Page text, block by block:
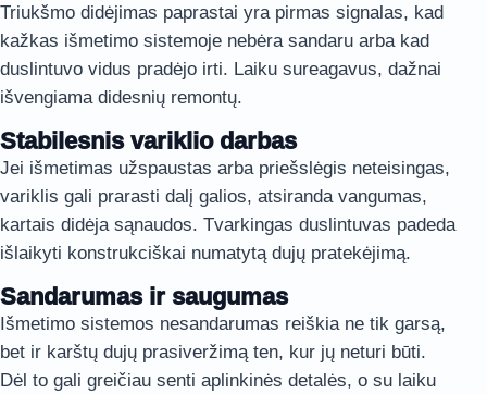
Triukšmo didėjimas paprastai yra pirmas signalas, kad
kažkas išmetimo sistemoje nebėra sandaru arba kad
duslintuvo vidus pradėjo irti. Laiku sureagavus, dažnai
išvengiama didesnių remontų.
Stabilesnis variklio darbas
Jei išmetimas užspaustas arba priešslėgis neteisingas,
variklis gali prarasti dalį galios, atsiranda vangumas,
kartais didėja sąnaudos. Tvarkingas duslintuvas padeda
išlaikyti konstrukciškai numatytą dujų pratekėjimą.
Sandarumas ir saugumas
Išmetimo sistemos nesandarumas reiškia ne tik garsą,
bet ir karštų dujų prasiveržimą ten, kur jų neturi būti.
Dėl to gali greičiau senti aplinkinės detalės, o su laiku